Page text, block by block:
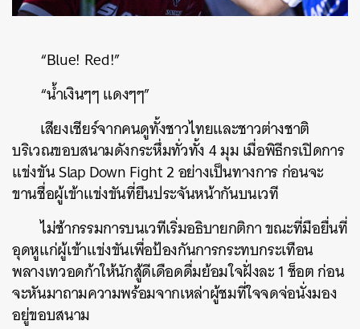
“Blue! Red!”
“น้ำเงินๆๆ แดงๆๆ”
เสียงเชียร์จากคนดูทั้งชาวไทยและชาวต่างชาติ
บริเวณขอบสนามดังกระหึ่มทั่วทั้ง 4 มุม เมื่อพิธีกรเปิดการ
แข่งขัน Slap Down Fight 2 อย่างเป็นทางการ ก่อนจะ
ขานชื่อผู้เข้าแข่งขันที่ยืนประจันหน้ากันบนเวที
ไม่ช้ากรรมการบนเวทีเริ่มอธิบายกติกา ขณะที่มือยื่นที่
อุดหูแก่ผู้เข้าแข่งขันเพื่อป้องกันการกระทบกระเทือน
พลางเทวอดก้าให้นักสู้ดีเดือดดื่มย้อมใจฝั่งละ 1 ช็อต ก่อน
จะหันมาถามความพร้อมจากเหล่าผู้ชมที่ใจจดจ่อนั่งมอง
อยู่ขอบสนาม